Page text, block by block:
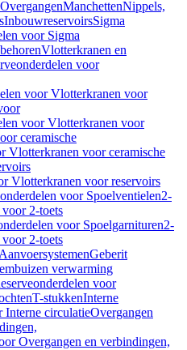
OvergangenManchettenNippels,
InbouwreservoirsSigma
voor Sigma
Vlotterkranen en
voor
voor Vlotterkranen voor
voor Vlotterkranen voor
ceramische
Vlotterkranen voor ceramische
Vlotterkranen voor reservoirs
voor Spoelventielen2-
2-toets
voor Spoelgarnituren2-
2-toets
AanvoersystemenGeberit
verwarming
voor
T-stukkenInterne
Interne circulatieOvergangen
Overgangen en verbindingen,